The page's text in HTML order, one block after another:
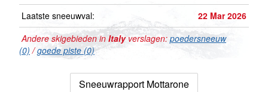
Laatste sneeuwval:
22 Mar 2026
Andere skigebieden in Italyverslagen: poedersneeuw
(0) /goede piste (0)
Sneeuwrapport Mottarone